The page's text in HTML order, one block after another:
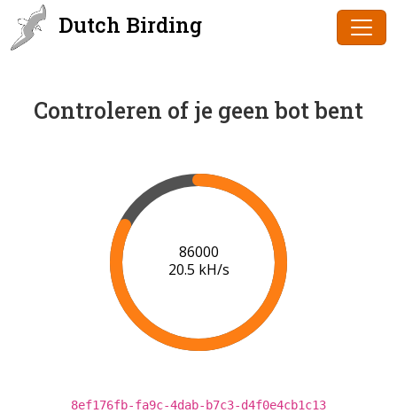
Dutch Birding
Controleren of je geen bot bent
86000
20.5 kH/s
8ef176fb-fa9c-4dab-b7c3-d4f0e4cb1c13